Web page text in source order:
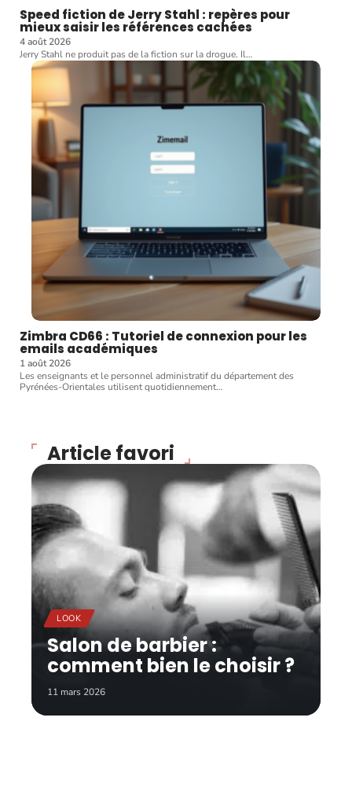
Speed fiction de Jerry Stahl : repères pour
mieux saisir les références cachées
4 août 2026
Jerry Stahl ne produit pas de la fiction sur la drogue. Il…
Zimbra CD66 : Tutoriel de connexion pour les
emails académiques
1 août 2026
Les enseignants et le personnel administratif du département des
Pyrénées-Orientales utilisent quotidiennement…
Article favori
LOOK
Salon de barbier :
comment bien le choisir ?
11 mars 2026